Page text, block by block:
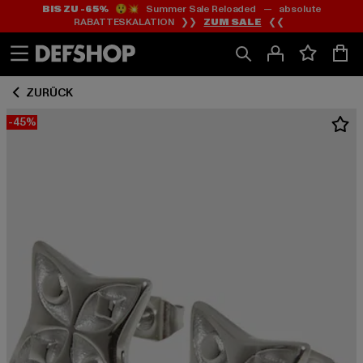
Zum
Inhalt
springen
Zum
Fußzeile
springen
BIS ZU -65%😲💥 Summer Sale Reloaded — absolute
RABATTESKALATION ❯❯ ZUM SALE ❮❮
ZURÜCK
-45%